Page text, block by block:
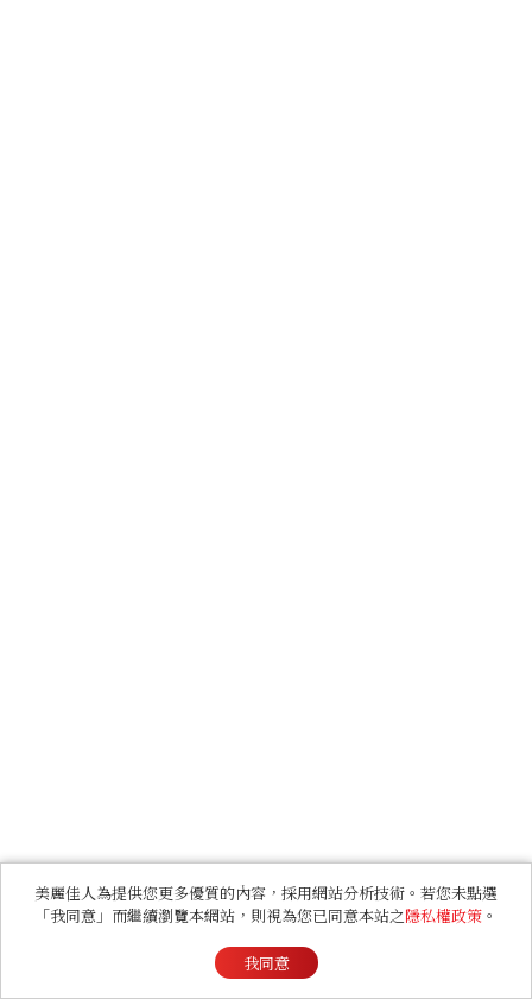
美麗佳人為提供您更多優質的內容，採用網站分析技術。若您未點選
「我同意」而繼續瀏覽本網站，則視為您已同意本站之隱私權政策 。
我同意